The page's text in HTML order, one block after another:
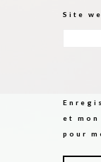
Site
et
pour